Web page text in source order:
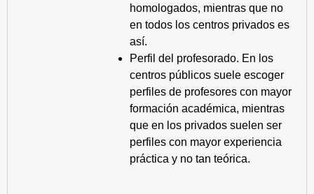
homologados, mientras que no
en todos los centros privados es
así.
Perfil del profesorado. En los
centros públicos suele escoger
perfiles de profesores con mayor
formación académica, mientras
que en los privados suelen ser
perfiles con mayor experiencia
práctica y no tan teórica.